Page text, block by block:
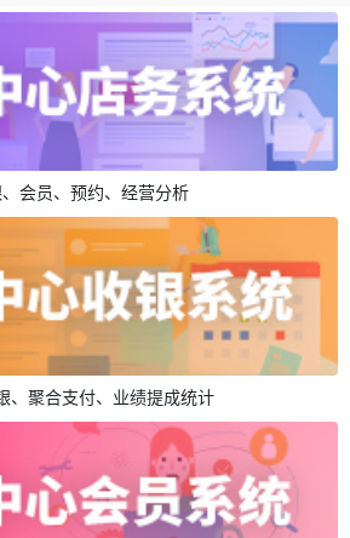
会员、预约、经营分析
、聚合支付、业绩提成统计